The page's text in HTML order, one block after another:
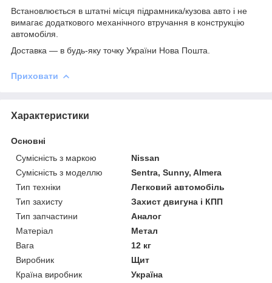
Встановлюється в штатні місця підрамника/кузова авто і не
вимагає додаткового механічного втручання в конструкцію
автомобіля.
Доставка ― в будь-яку точку України Нова Пошта.
Приховати
Характеристики
Основні
Сумісність з маркою
Nissan
Сумісність з моделлю
Sentra, Sunny, Almera
Тип техніки
Легковий автомобіль
Тип захисту
Захист двигуна і КПП
Тип запчастини
Аналог
Матеріал
Метал
Вага
12 кг
Виробник
Щит
Країна виробник
Україна